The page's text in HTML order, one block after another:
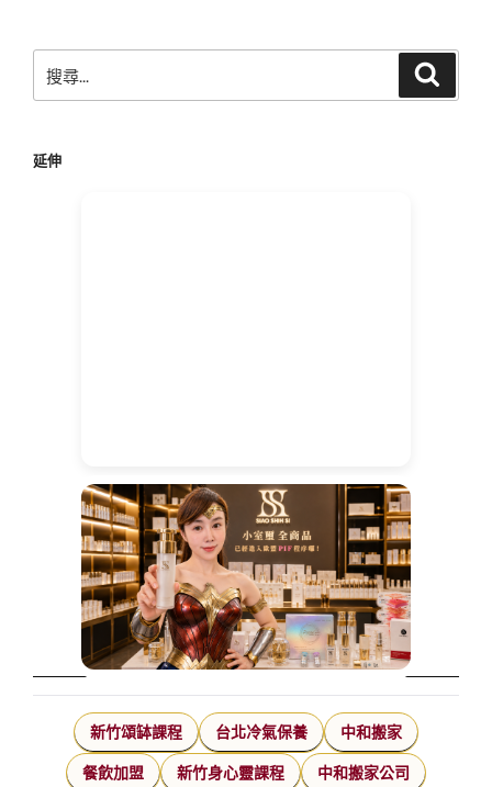
尋
字:
延伸
新竹頌缽課程 台北冷氣保養 中和搬家
餐飲加盟 新竹身心靈課程 中和搬家公司